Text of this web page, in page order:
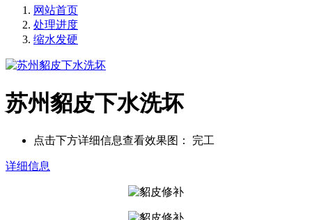
网站首页
处理进度
缩水发硬
苏州貂皮下水洗坏
点击下方详细信息查看效果图： 完工
详细信息